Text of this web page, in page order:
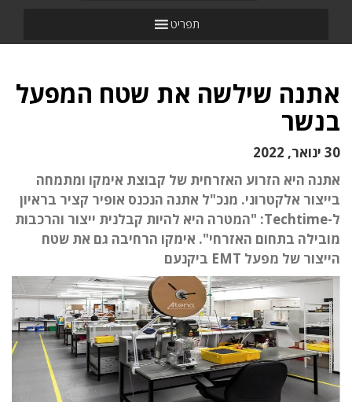
תפריט
אתנה שילשה את שטח המפעל
בנשר
30 ינואר, 2022
אתנה היא הזרוע האזרחית של קבוצת אימקו ומתמחה
בייצור אלקטרוני. מנכ"ל אתנה הנכנס אופיר קציר בראיון
ל-Techtime: "המטרה היא להיות קבלנית ייצור והרכבות
מובילה בתחום האזרחי". אימקו הרחיבה גם את שטח
הייצור של מפעל EMT ביקנעם